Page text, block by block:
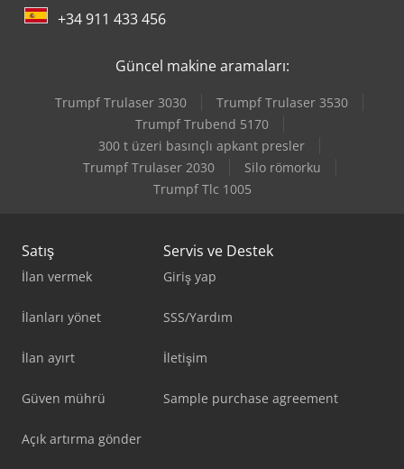
+34 911 433 456
Güncel makine aramaları:
Trumpf Trulaser 3030
Trumpf Trulaser 3530
Trumpf Trubend 5170
300 t üzeri basınçlı apkant presler
Trumpf Trulaser 2030
Silo römorku
Trumpf Tlc 1005
Satış
İlan vermek
İlanları yönet
İlan ayırt
Güven mührü
Açık artırma gönder
Servis ve Destek
Giriş yap
SSS/Yardım
İletişim
Sample purchase agreement